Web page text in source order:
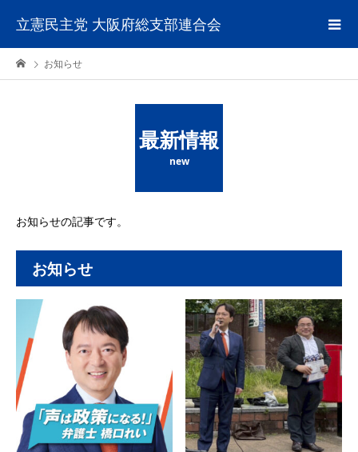
立憲民主党 大阪府総支部連合会
お知らせ
最新情報
new
お知らせの記事です。
お知らせ